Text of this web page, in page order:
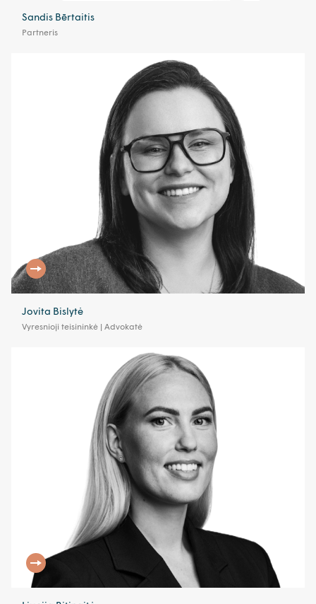
Sandis Bērtaitis
Partneris
Jovita Bislytė
Vyresnioji teisininkė | Advokatė